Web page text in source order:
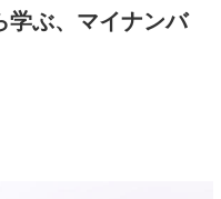
学ぶ、マイナンバ